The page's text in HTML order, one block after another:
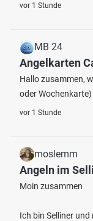
vor 1 Stunde
MB 24
Angelkarten
Hallo zusammen,
oder
vor 1 Stunde
moslemm
Angeln im
Moin zusammen
Ich bin Selliner